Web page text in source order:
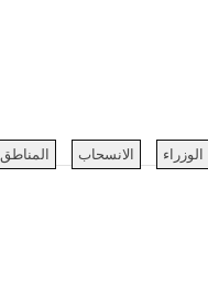
الوزراء الانسحاب المناطق